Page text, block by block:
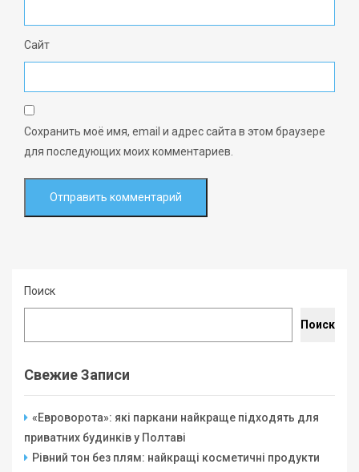
Сайт
Сохранить моё имя, email и адрес сайта в этом браузере
для последующих моих комментариев.
Поиск
Поиск
Свежие Записи
«Евроворота»: які паркани найкраще підходять для
приватних будинків у Полтаві
Рівний тон без плям: найкращі косметичні продукти